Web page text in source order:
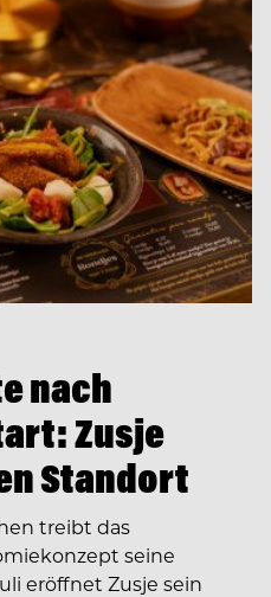
nach
Zusje
Standort
treibt das
seine
eröffnet Zusje sein